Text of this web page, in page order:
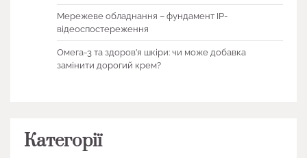
Мережеве обладнання – фундамент IP-
відеоспостереження
Омега-3 та здоров’я шкіри: чи може добавка
замінити дорогий крем?
Категорії